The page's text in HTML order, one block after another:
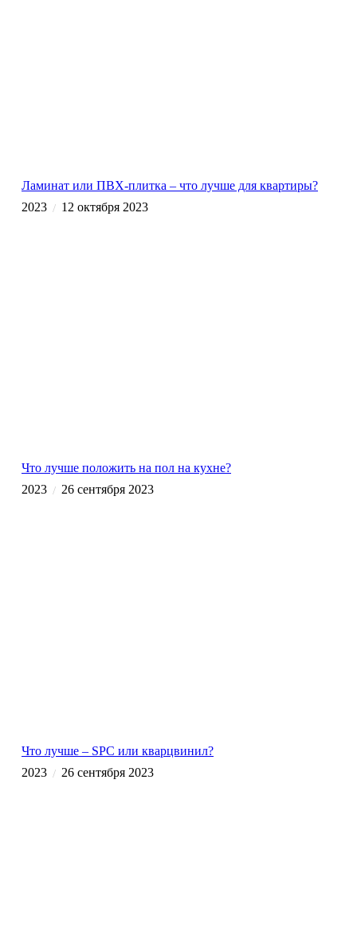
Ламинат или ПВХ-плитка – что лучше для квартиры?
2023 / 12 октября 2023
Что лучше положить на пол на кухне?
2023 / 26 сентября 2023
Что лучше – SPC или кварцвинил?
2023 / 26 сентября 2023